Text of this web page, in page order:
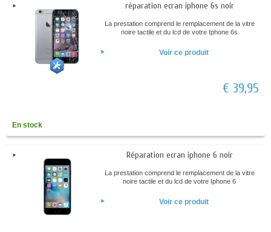
réparation ecran iphone 6s noir
La prestation comprend le remplacement de la vitre
noire tactile et du lcd de votre Iphone 6s
Voir ce produit
€ 39,95
En stock
Réparation ecran iphone 6 noir
La prestation comprend le remplacement de la vitre
noire tactile et du lcd de votre Iphone 6
Voir ce produit